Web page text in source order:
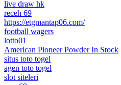
live draw hk
receh 69
https://etgmantap06.com/
football wagers
lotto01
American Pioneer Powder In Stock
situs toto togel
agen toto togel
slot siteleri